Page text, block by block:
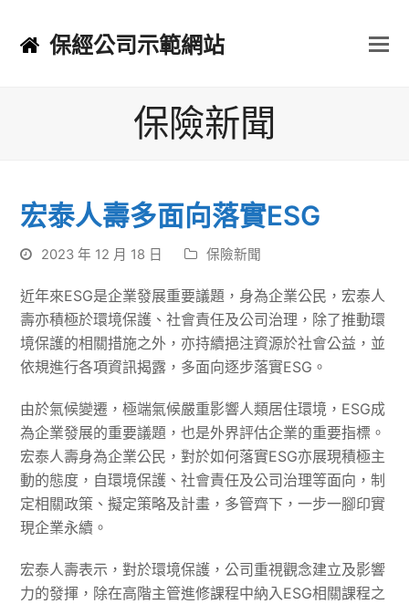
保經公司示範網站
保險新聞
宏泰人壽多面向落實ESG
2023 年 12 月 18 日 保險新聞
近年來ESG是企業發展重要議題，身為企業公民，宏泰人
壽亦積極於環境保護、社會責任及公司治理，除了推動環
境保護的相關措施之外，亦持續挹注資源於社會公益，並
依規進行各項資訊揭露，多面向逐步落實ESG。
由於氣候變遷，極端氣候嚴重影響人類居住環境，ESG成
為企業發展的重要議題，也是外界評估企業的重要指標。
宏泰人壽身為企業公民，對於如何落實ESG亦展現積極主
動的態度，自環境保護、社會責任及公司治理等面向，制
定相關政策、擬定策略及計畫，多管齊下，一步一腳印實
現企業永續。
宏泰人壽表示，對於環境保護，公司重視觀念建立及影響
力的發揮，除在高階主管進修課程中納入ESG相關課程之